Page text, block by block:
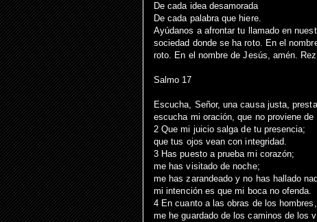
De cada idea desamorada
De cada palabra que hiere.
Ayúdanos a afrontar tu llamado en
sociedad donde se ha roto. En el
roto. En el nombre de Jesús, amén.
Salmo 17
Escucha, Señor, una causa justa,
escucha mi oración, que no proviene
2 Que mi juicio salga de tu presencia;
que tus ojos vean con integridad.
3 Has puesto a prueba mi corazón;
me has visitado de noche;
me has zarandeado y no has hallado
mi intención es que mi boca no ofenda.
4 En cuanto a las obras de los
me he guardado de los caminos de los